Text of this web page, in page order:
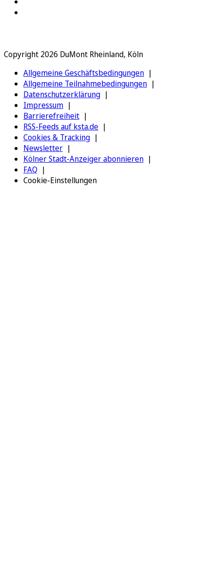
Copyright 2026 DuMont Rheinland, Köln
Allgemeine Geschäftsbedingungen
Allgemeine Teilnahmebedingungen
Datenschutzerklärung
Impressum
Barrierefreiheit
RSS-Feeds auf ksta.de
Cookies & Tracking
Newsletter
Kölner Stadt-Anzeiger abonnieren
FAQ
Cookie-Einstellungen